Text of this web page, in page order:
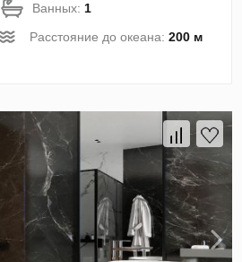
Ванных:1
Расстояние до океана:200 м